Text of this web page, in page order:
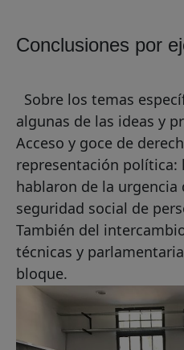
Conclusiones por
Sobre los temas
algunas de las ideas y
Acceso y goce de
representación política:
hablaron de la urgencia
seguridad social de
También del
técnicas y
bloque.